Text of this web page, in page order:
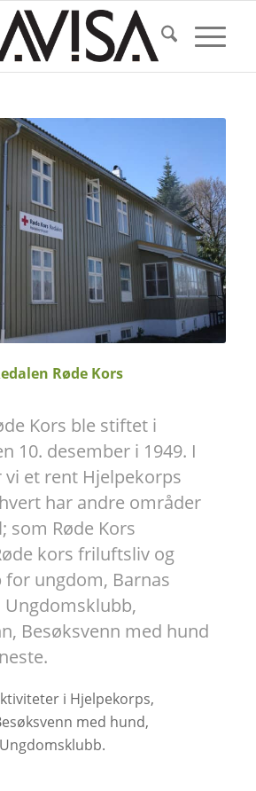
Røde Kors
Kors ble stiftet i
10. desember i 1949. I
vi et rent Hjelpekorps
har andre områder
som Røde Kors
kors friluftsliv og
ungdom, Barnas
Ungdomsklubb,
Besøksvenn med hund
i Hjelpekorps,
med hund,